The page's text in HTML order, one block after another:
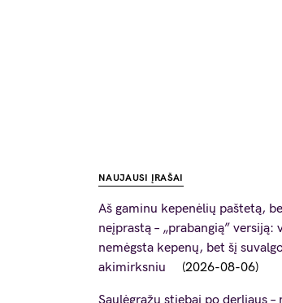
NAUJAUSI ĮRAŠAI
Aš gaminu kepenėlių paštetą,
neįprastą – „prabangią” versiją:
nemėgsta kepenų, bet šį
akimirksniu
2026-08-06